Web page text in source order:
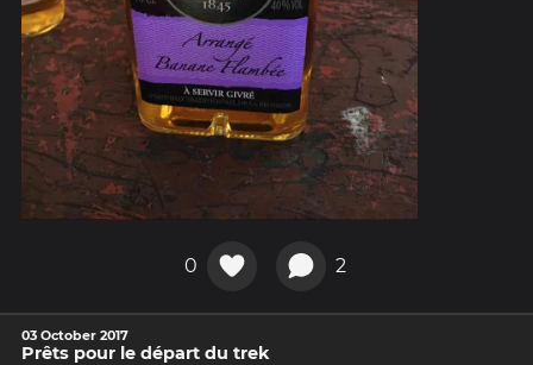
0 2
03 October 2017
Prêts pour le départ du trek